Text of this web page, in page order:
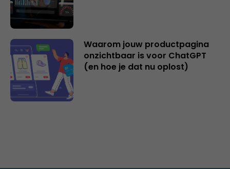
Waarom jouw productpagina
onzichtbaar is voor ChatGPT
(en hoe je dat nu oplost)